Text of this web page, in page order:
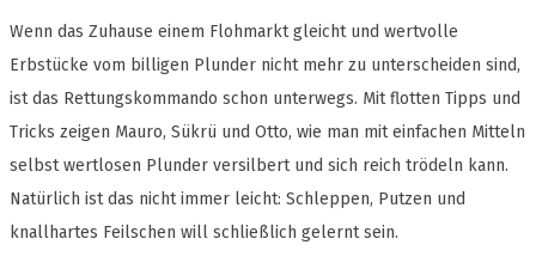
Wenn das Zuhause einem Flohmarkt gleicht und wertvolle
Erbstücke vom billigen Plunder nicht mehr zu unterscheiden sind,
ist das Rettungskommando schon unterwegs. Mit flotten Tipps und
Tricks zeigen Mauro, Sükrü und Otto, wie man mit einfachen Mitteln
selbst wertlosen Plunder versilbert und sich reich trödeln kann.
Natürlich ist das nicht immer leicht: Schleppen, Putzen und
knallhartes Feilschen will schließlich gelernt sein.